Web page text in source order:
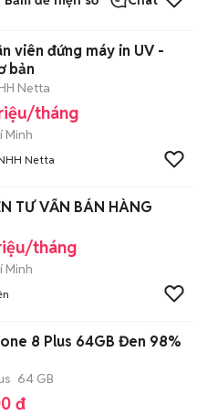
viên đứng máy in UV -
bản
Netta
tháng
Minh
Netta
TƯ VẤN BÁN HÀNG
tháng
Minh
8 Plus 64GB Đen 98%
64 GB
đ